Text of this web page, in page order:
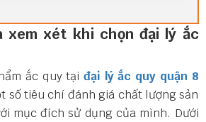
xem xét khi chọn đại lý ắc
ắc quy tạiđại lý ắc quy quận 8
số tiêu chí đánh giá chất lượng sản
mục đích sử dụng của mình. Dưới